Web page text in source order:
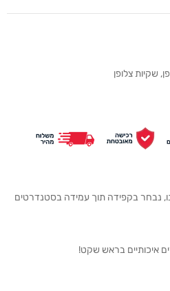
, שקיות צלופן
נבחר בקפידה תוך עמידה בסטנדרטים
איכותיים בראש שקט!